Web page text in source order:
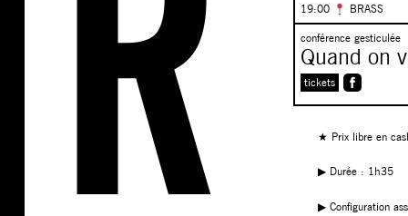
19:00 BRASS
conférence gesticulée
Quand on
tickets
★ Prix libre en
▶︎ Durée : 1h35
▶︎ Configuration